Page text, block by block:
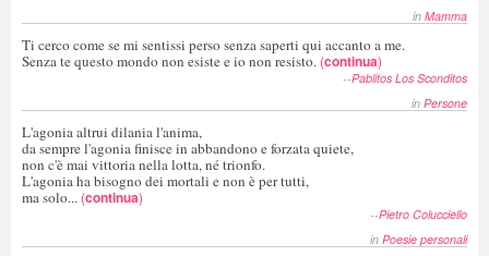
in Mamma
Ti cerco come se mi sentissi perso senza saperti qui accanto a me.
Senza te questo mondo non esiste e io non resisto. (continua)
--Pablitos Los Sconditos
in Persone
L'agonia altrui dilania l'anima,
da sempre l'agonia finisce in abbandono e forzata quiete,
non c'è mai vittoria nella lotta, né trionfo.
L'agonia ha bisogno dei mortali e non è per tutti,
ma solo... (continua)
--Pietro Colucciello
in Poesie personali